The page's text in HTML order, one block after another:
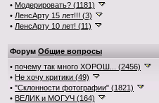
• Модерировать? (1181)
• ЛенсАрту 15 лет!!! (3)
• ЛенсАрту 10 лет! (11)
Форум Общие вопросы
• почему так много ХОРОШ... (2456)
• Не хочу критики (49)
• "Склонности фотографии" (1821)
• ВЕЛИК и МОГУЧ (164)